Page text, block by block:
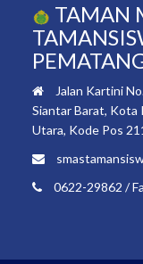
TAMAN
Jalan Kartini
Siantar Barat, Kota
Utara, Kode Pos
0622-29862 /